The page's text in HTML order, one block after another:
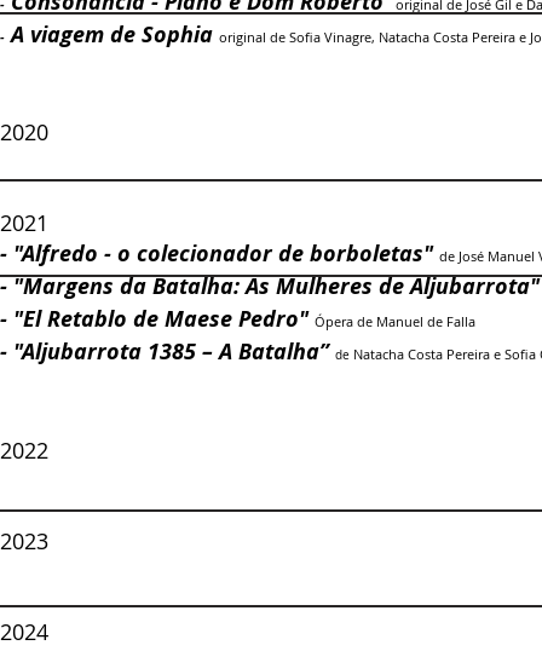
- original de José Gil e
- A viagem de Sophia original de Sofia Vinagre, Natacha Costa Pereira e
2020
2021
- "Alfredo - o colecionador de borboletas" de José Manuel
- "Margens da Batalha: As Mulheres de
- "El Retablo de Maese Pedro" Ópera de Manuel de Falla
- "Aljubarrota 1385 – A Batalha” de Natacha Costa Pereira e
2022
2023
2024